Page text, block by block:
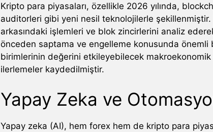
Kripto para piyasaları, özellikle 2026 yılında,
auditorleri gibi yeni nesil teknolojilerle
arkasındaki işlemleri ve blok zincirlerini analiz
önceden saptama ve engelleme konusunda önemli
birimlerinin değerini etkileyebilecek
ilerlemeler kaydedilmiştir.
Yapay Zeka ve
Yapay zeka (AI), hem forex hem de kripto para